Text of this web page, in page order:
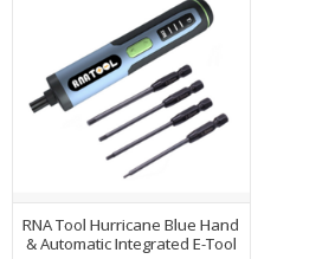
RNA Tool Hurricane Blue Hand
& Automatic Integrated E-Tool